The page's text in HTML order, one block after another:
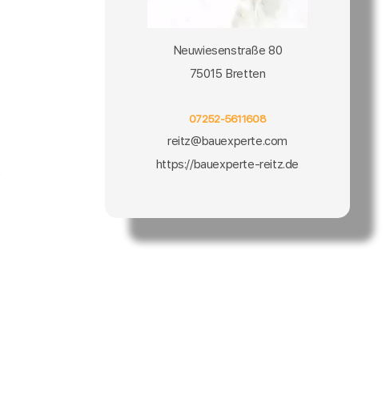
Neuwiesenstraße 80
75015 Bretten
07252-5611608
reitz@bauexperte.com
https://bauexperte-reitz.de